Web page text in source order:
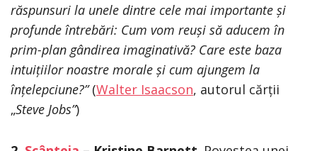
răspunsuri la unele dintre cele mai importante și
profunde întrebări: Cum vom reuși să aducem în
prim-plan gândirea imaginativă? Care este baza
intuițiilor noastre morale și cum ajungem la
înțelepciune?”(Walter Isaacson, autorul cărții
„Steve Jobs”)